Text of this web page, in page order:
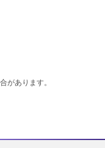
があります。